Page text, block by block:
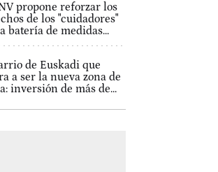
propone reforzar los
de los "cuidadores"
batería de medidas...
de Euskadi que
a ser la nueva zona de
inversión de más de...